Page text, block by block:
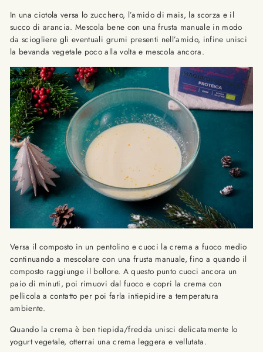
In una ciotola versa lo zucchero, l’amido di mais, la scorza e il
succo di arancia. Mescola bene con una frusta manuale in modo
da sciogliere gli eventuali grumi presenti nell’amido, infine unisci
la bevanda vegetale poco alla volta e mescola ancora.
Versa il composto in un pentolino e cuoci la crema a fuoco medio
continuando a mescolare con una frusta manuale, fino a quando il
composto raggiunge il bollore. A questo punto cuoci ancora un
paio di minuti, poi rimuovi dal fuoco e copri la crema con
pellicola a contatto per poi farla intiepidire a temperatura
ambiente.
Quando la crema è ben tiepida/fredda unisci delicatamente lo
yogurt vegetale, otterrai una crema leggera e vellutata.